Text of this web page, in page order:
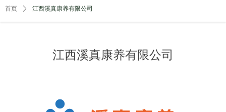
江西溪真康养有限公司
首页 ꄲ 江西溪真康养有限公司